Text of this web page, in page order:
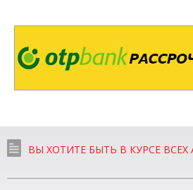
ВЫ ХОТИТЕ БЫТЬ В КУРСЕ